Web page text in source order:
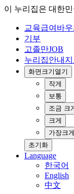
이 누리집은 대한
교육급여바우
기부
고졸만JOB
누리집안내지
화면크기 열기
작게
보통
조금 크
크게
가장크게
초기화
Language
한국어
English
中文